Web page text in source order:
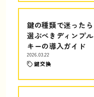
鍵の種類で迷ったら
選ぶべきディンプル
キーの導入ガイド
2026.03.22
鍵交換